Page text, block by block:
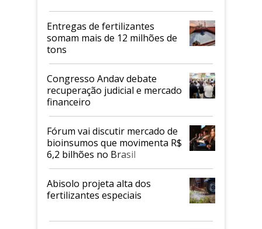
Entregas de fertilizantes
somam mais de 12 milhões de
tons
Congresso Andav debate
recuperação judicial e mercado
financeiro
Fórum vai discutir mercado de
bioinsumos que movimenta R$
6,2 bilhões no Brasil
Abisolo projeta alta dos
fertilizantes especiais